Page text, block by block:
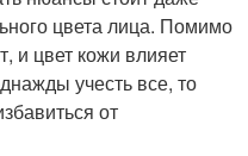
цвета лица. Помимо
и цвет кожи влияет
учесть все, то
от